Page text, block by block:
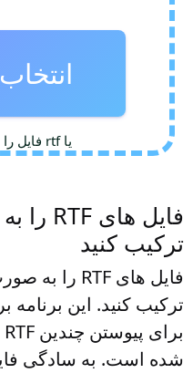
انتخاب rtf فایل
یا rtf فایل را بکشید و رها کنید
ترکیب کنید